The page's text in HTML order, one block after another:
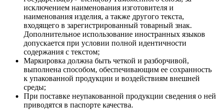
исключением наименования изготовителя и
наименования изделия, а также другого текста,
входящего в зарегистрированный товарный знак.
Дополнительное использование иностранных языков
допускается при условии полной идентичности
содержания с текстом;
Маркировка должна быть четкой и разборчивой,
выполнена способом, обеспечивающим ее сохранность
к упакованной продукции и воздействиям внешней
среды;
При поставке неупакованной продукции сведения о ней
приводятся в паспорте качества.